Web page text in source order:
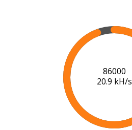
89000
20.4 kH/s